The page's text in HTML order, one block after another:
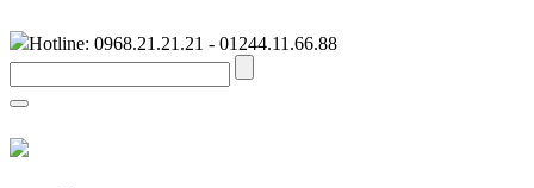
Hotline: 0968.21.21.21 - 01244.11.66.88